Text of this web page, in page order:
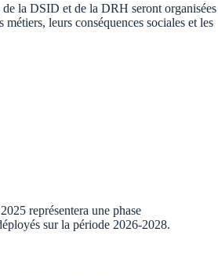
la DSID et de la DRH seront organisées
leurs conséquences sociales et les
représentera une phase
sur la période 2026-2028.